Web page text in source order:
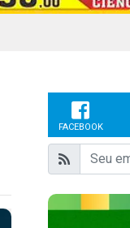
FACEBOOK